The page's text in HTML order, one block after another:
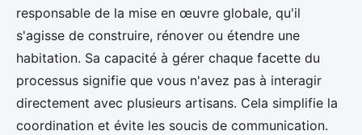
responsable de la mise en œuvre globale, qu'il
s'agisse de construire, rénover ou étendre une
habitation. Sa capacité à gérer chaque facette du
processus signifie que vous n'avez pas à interagir
directement avec plusieurs artisans. Cela simplifie la
coordination et évite les soucis de communication.